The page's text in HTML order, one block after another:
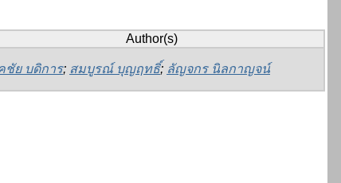
Author(s)
ชัย บดิการ; สมบูรณ์ บุญฤทธิ์; ลัญจกร นิลกาญจน์